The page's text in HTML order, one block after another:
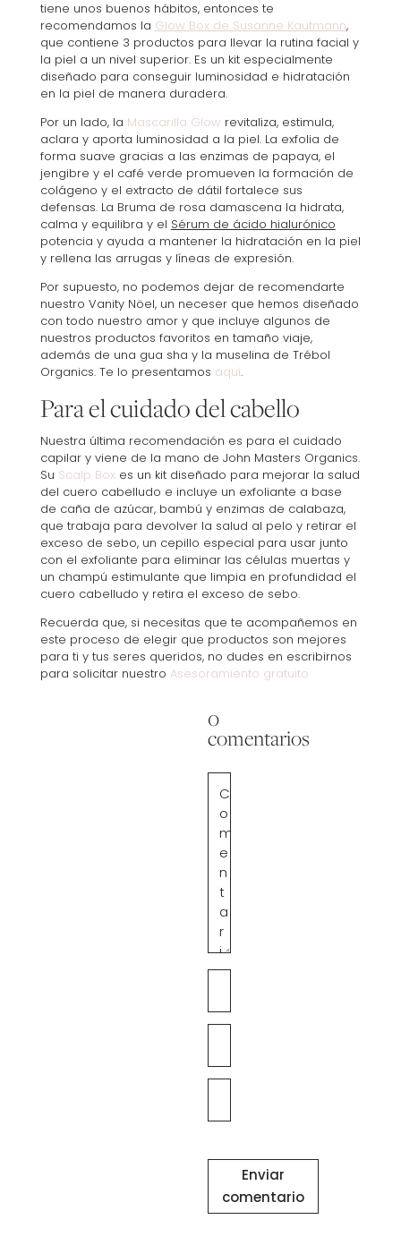
tiene unos buenos hábitos, entonces te
recomendamos la Glow Box de Susanne Kaufmann,
que contiene 3 productos para llevar la rutina facial y
la piel a un nivel superior. Es un kit especialmente
diseñado para conseguir luminosidad e hidratación
en la piel de manera duradera.
Por un lado, la Mascarilla Glow revitaliza, estimula,
aclara y aporta luminosidad a la piel. La exfolia de
forma suave gracias a las enzimas de papaya, el
jengibre y el café verde promueven la formación de
colágeno y el extracto de dátil fortalece sus
defensas. La Bruma de rosa damascena la hidrata,
calma y equilibra y el Sérum de ácido hialurónico
potencia y ayuda a mantener la hidratación en la piel
y rellena las arrugas y líneas de expresión.
Por supuesto, no podemos dejar de recomendarte
nuestro Vanity Nöel, un neceser que hemos diseñado
con todo nuestro amor y que incluye algunos de
nuestros productos favoritos en tamaño viaje,
además de una gua sha y la muselina de Trébol
Organics. Te lo presentamos aquí.
Para el cuidado del cabello
Nuestra última recomendación es para el cuidado
capilar y viene de la mano de John Masters Organics.
Su Scalp Box es un kit diseñado para mejorar la salud
del cuero cabelludo e incluye un exfoliante a base
de caña de azúcar, bambú y enzimas de calabaza,
que trabaja para devolver la salud al pelo y retirar el
exceso de sebo, un cepillo especial para usar junto
con el exfoliante para eliminar las células muertas y
un champú estimulante que limpia en profundidad el
cuero cabelludo y retira el exceso de sebo.
Recuerda que, si necesitas que te acompañemos en
este proceso de elegir que productos son mejores
para ti y tus seres queridos, no dudes en escribirnos
para solicitar nuestro Asesoramiento gratuito
0
comentarios
Enviar
comentario